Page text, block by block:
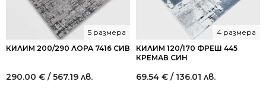
КИЛИМ 200/290 ЛОРА 7416 СИВ
5 размера
290.00 € / 567.19 лв.
КИЛИМ 120/170 ФРЕШ 445
КРЕМАВ СИН
4 размера
69.54 € / 136.01 лв.